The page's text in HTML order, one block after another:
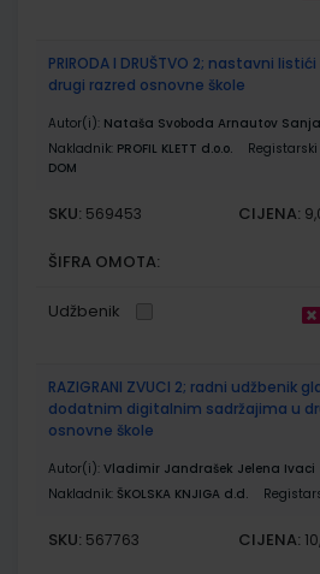
PRIRODA I DRUŠTVO 2; nastavni
drugi razred osnovne škole
Autor(i): Nataša Svoboda Arnautov
Nakladnik: PROFIL KLETT d.o.o.
DOM
SKU: 569453 CIJENA:
ŠIFRA OMOTA:
Udžbenik
RAZIGRANI ZVUCI 2; radni udžbenik
dodatnim digitalnim sadržajima u
osnovne škole
Autor(i): Vladimir Jandrašek Jelena Ivaci
Nakladnik: ŠKOLSKA KNJIGA d.d.
SKU: 567763 CIJENA: